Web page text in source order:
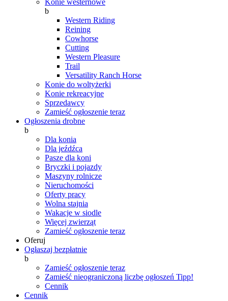
Konie westernowe
b
Western Riding
Reining
Cowhorse
Cutting
Western Pleasure
Trail
Versatility Ranch Horse
Konie do woltyżerki
Konie rekreacyjne
Sprzedawcy
Zamieść ogłoszenie teraz
Ogłoszenia drobne
b
Dla konia
Dla jeźdźca
Pasze dla koni
Bryczki i pojazdy
Maszyny rolnicze
Nieruchomości
Oferty pracy
Wolna stajnia
Wakacje w siodle
Więcej zwierząt
Zamieść ogłoszenie teraz
Oferuj
Ogłaszaj bezpłatnie
b
Zamieść ogłoszenie teraz
Zamieść nieograniczoną liczbę ogłoszeń Tipp!
Cennik
Cennik